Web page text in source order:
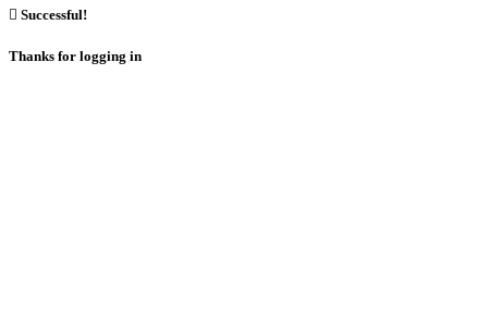
 Successful!
Thanks for logging in